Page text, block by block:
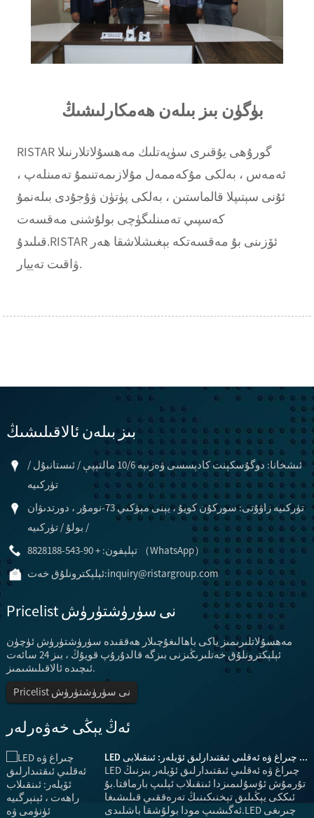
بۈگۈن بىز بىلەن ھەمكارلىشىڭ
RISTAR گورۇھى يۇقىرى سۈپەتلىك مەھسۇلاتلارنىلا
ئەمەس ، بەلكى مۇكەممەل مۇلازىمەتنىمۇ تەمىنلەپ ،
ئۇنى سېتىپلا قالماستىن ، بەلكى پۈتۈن ۋۇجۇدى بىلەنمۇ
كەسپىي تەمىنلىگۈچى بولۇشنى مەقسەت
قىلىدۇ.RISTAR ئۆزىنى بۇ مەقسەتكە بېغىشلاشقا ھەر
ۋاقىت تەييار.
بىز بىلەن ئالاقىلىشىڭ
ئىشخانا: دوگۇسكېنت كادېسسى ۋەزىپە 10/6 مالتېپې / ئىستانبۇل /
تۈركىيە
تۈركىيە زاۋۇتى: سوركۇن كويۇ ، يېنى مېۋكىي 73-نومۇر ، دورتدىۋان
/ بولۇ / تۈركىيە
تېلېفون: + 90-543-8828188 （WhatsApp）
ئېلېكترونلۇق خەت:inquiry@ristargroup.com
Pricelist نى سۈرۈشتۈرۈش
مەھسۇلاتلىرىمىز ياكى باھالىغۇچىلار ھەققىدە سۈرۈشتۈرۈش ئۈچۈن
ئېلېكترونلۇق خەتلىرىڭىزنى بىزگە قالدۇرۇپ قويۇڭ ، بىز 24 سائەت
ئىچىدە ئالاقىلىشىمىز.
Pricelist نى سۈرۈشتۈرۈش
ئەڭ يېڭى خەۋەرلەر
LED چىراغ ۋە ئەقلىي ئىقتىدارلىق ئۆيلەر: ئىنقىلابى ...
LED چىراغ ۋە ئەقلىي ئىقتىدارلىق ئۆيلەر بىزنىڭ
تۇرمۇش ئۇسۇلىمىزدا ئىنقىلاب ئېلىپ بارماقتا.بۇ
ئىككى يېڭىلىق تېخنىكىنىڭ تەرەققىي قىلىشىغا
ئەگىشىپ مودا بولۇشقا باشلىدى.LED چىرىغى